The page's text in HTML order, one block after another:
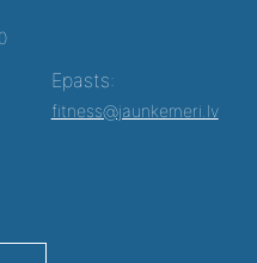
Epasts:
fitness@jaunkemeri.lv